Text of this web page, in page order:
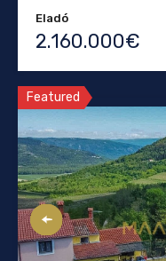
Eladó
2.160.000€
Featured